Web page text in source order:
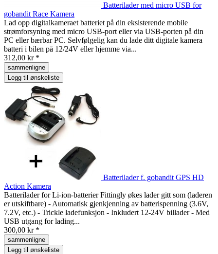
Batterilader med micro USB for
gobandit Race Kamera
Lad opp digitalkameraet batteriet på din eksisterende mobile
strømforsyning med micro USB-port eller via USB-porten på din
PC eller bærbar PC. Selvfølgelig kan du lade ditt digitale kamera
batteri i bilen på 12/24V eller hjemme via...
312,00 kr *
sammenligne
Legg til ønskeliste
Batterilader f. gobandit GPS HD
Action Kamera
Batterilader for Li-ion-batterier Fittingly økes lader gitt som (laderen
er utskiftbare) - Automatisk gjenkjenning av batterispenning (3.6V,
7.2V, etc.) - Trickle ladefunksjon - Inkludert 12-24V billader - Med
USB utgang for lading...
300,00 kr *
sammenligne
Legg til ønskeliste